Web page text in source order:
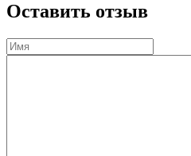
Оставить отзыв